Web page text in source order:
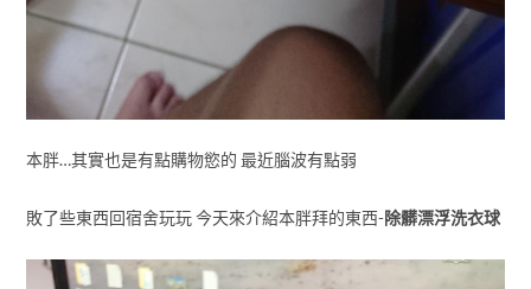
本胖…其實也是有點購物慾的 最近腦波有點弱
敗了些東西回宿舍玩玩 今天來介紹本胖拜的東西-除髒漂浮洗衣球